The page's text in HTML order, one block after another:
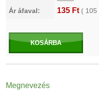
Ár áfaval: 135 Ft ( 105
KOSÁRBA
Megnevezés